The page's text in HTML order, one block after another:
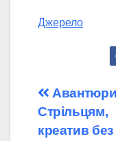
Джерело
Стрільцям,
креатив